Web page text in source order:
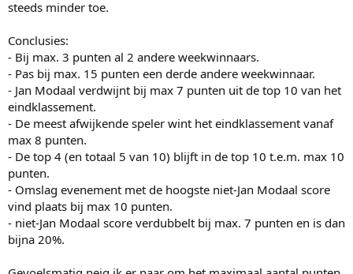
steeds minder toe.
Conclusies:
- Bij max. 3 punten al 2 andere weekwinnaars.
- Pas bij max. 15 punten een derde andere weekwinnaar.
- Jan Modaal verdwijnt bij max 7 punten uit de top 10 van het
eindklassement.
- De meest afwijkende speler wint het eindklassement vanaf
max 8 punten.
- De top 4 (en totaal 5 van 10) blijft in de top 10 t.e.m. max 10
punten.
- Omslag evenement met de hoogste niet-Jan Modaal score
vind plaats bij max 10 punten.
- niet-Jan Modaal score verdubbelt bij max. 7 punten en is dan
bijna 20%.